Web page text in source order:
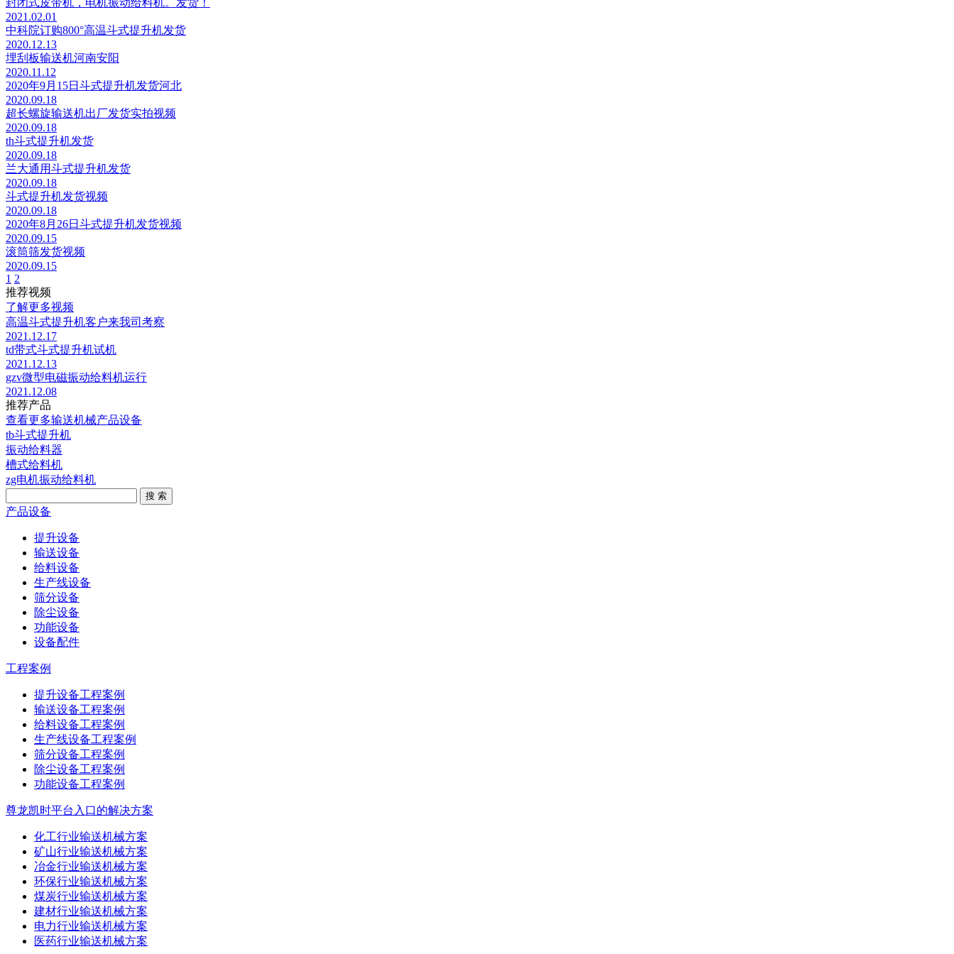
2021.02.01
中科院订购800°高温斗式提升机发货
2020.12.13
埋刮板输送机河南安阳
2020.11.12
2020年9月15日斗式提升机发货河北
2020.09.18
超长螺旋输送机出厂发货实拍视频
2020.09.18
th斗式提升机发货
2020.09.18
兰大通用斗式提升机发货
2020.09.18
斗式提升机发货视频
2020.09.18
2020年8月26日斗式提升机发货视频
2020.09.15
滚筒筛发货视频
2020.09.15
1 2
推荐视频
了解更多视频
高温斗式提升机客户来我司考察
2021.12.17
td带式斗式提升机试机
2021.12.13
gzv微型电磁振动给料机运行
2021.12.08
推荐产品
查看更多输送机械产品设备
tb斗式提升机
振动给料器
槽式给料机
zg电机振动给料机
搜 索
产品设备
提升设备
输送设备
给料设备
生产线设备
筛分设备
除尘设备
功能设备
设备配件
工程案例
提升设备工程案例
输送设备工程案例
给料设备工程案例
生产线设备工程案例
筛分设备工程案例
除尘设备工程案例
功能设备工程案例
尊龙凯时平台入口的解决方案
化工行业输送机械方案
矿山行业输送机械方案
冶金行业输送机械方案
环保行业输送机械方案
煤炭行业输送机械方案
建材行业输送机械方案
电力行业输送机械方案
医药行业输送机械方案